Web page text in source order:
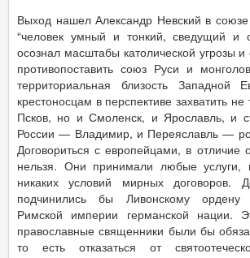
Выход нашел Александр Невский в
“человек умный и тонкий, сведущий и
осознал масштабы католической угрозы и
противопоставить союз Руси и
территориальная близость Западной
крестоносцам в перспективе захватить
Псков, но и Смоленск, и Ярославль, и
России — Владимир, и Переяславль —
Договориться с европейцами, в отличие
нельзя. Они принимали любые услуги,
никаких условий мирных договоров.
подчинились бы Ливонскому
Римской империи германской нации.
православные священники были бы
то есть отказаться от